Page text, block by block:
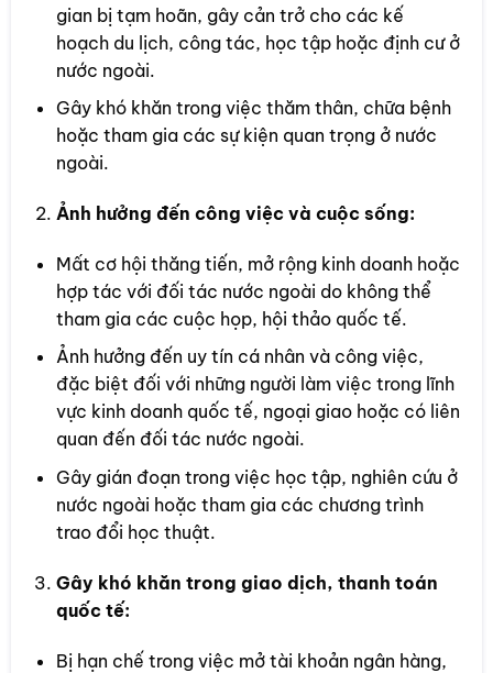
gian bị tạm hoãn, gây cản trở cho các kế
hoạch du lịch, công tác, học tập hoặc định cư ở
nước ngoài.
Gây khó khăn trong việc thăm thân, chữa bệnh
hoặc tham gia các sự kiện quan trọng ở nước
ngoài.
Ảnh hưởng đến công việc và cuộc sống:
Mất cơ hội thăng tiến, mở rộng kinh doanh hoặc
hợp tác với đối tác nước ngoài do không thể
tham gia các cuộc họp, hội thảo quốc tế.
Ảnh hưởng đến uy tín cá nhân và công việc,
đặc biệt đối với những người làm việc trong lĩnh
vực kinh doanh quốc tế, ngoại giao hoặc có liên
quan đến đối tác nước ngoài.
Gây gián đoạn trong việc học tập, nghiên cứu ở
nước ngoài hoặc tham gia các chương trình
trao đổi học thuật.
Gây khó khăn trong giao dịch, thanh toán
quốc tế:
Bị hạn chế trong việc mở tài khoản ngân hàng,